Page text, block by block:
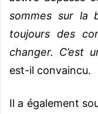
sommes sur la
toujours des
changer. C’est
est-il convaincu.
Il a également